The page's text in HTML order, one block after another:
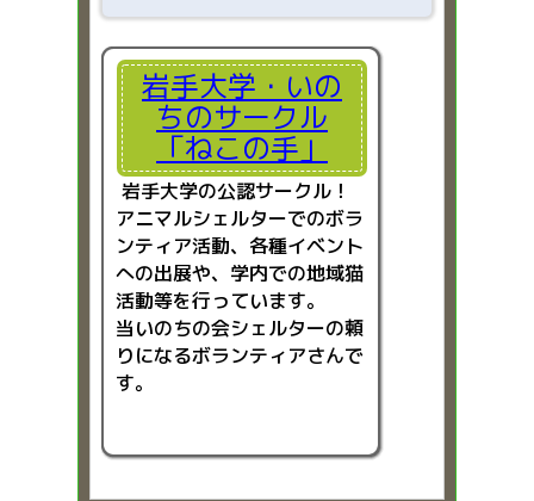
岩手大学・いの
ちのサークル
「ねこの手」
岩手大学の公認サークル！
アニマルシェルターでのボラ
ンティア活動、各種イベント
への出展や、学内での地域猫
活動等を行っています。
当いのちの会シェルターの頼
りになるボランティアさんで
す。